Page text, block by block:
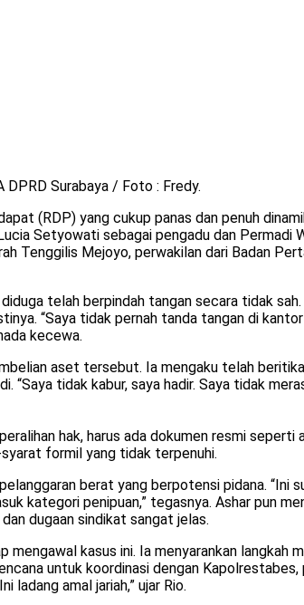
Surabaya / Foto : Fredy.
(RDP) yang cukup panas dan penuh
Setyowati sebagai pengadu dan Permadi
Tenggilis Mejoyo, perwakilan dari Badan
telah berpindah tangan secara tidak
“Saya tidak pernah tanda tangan di
kecewa.
aset tersebut. Ia mengaku telah
tidak kabur, saya hadir. Saya tidak
hak, harus ada dokumen resmi
formil yang tidak terpenuhi.
berat yang berpotensi pidana.
kategori penipuan,” tegasnya. Ashar pun
dugaan sindikat sangat jelas.
kasus ini. Ia menyarankan langkah
untuk koordinasi dengan
ladang amal jariah,” ujar Rio.